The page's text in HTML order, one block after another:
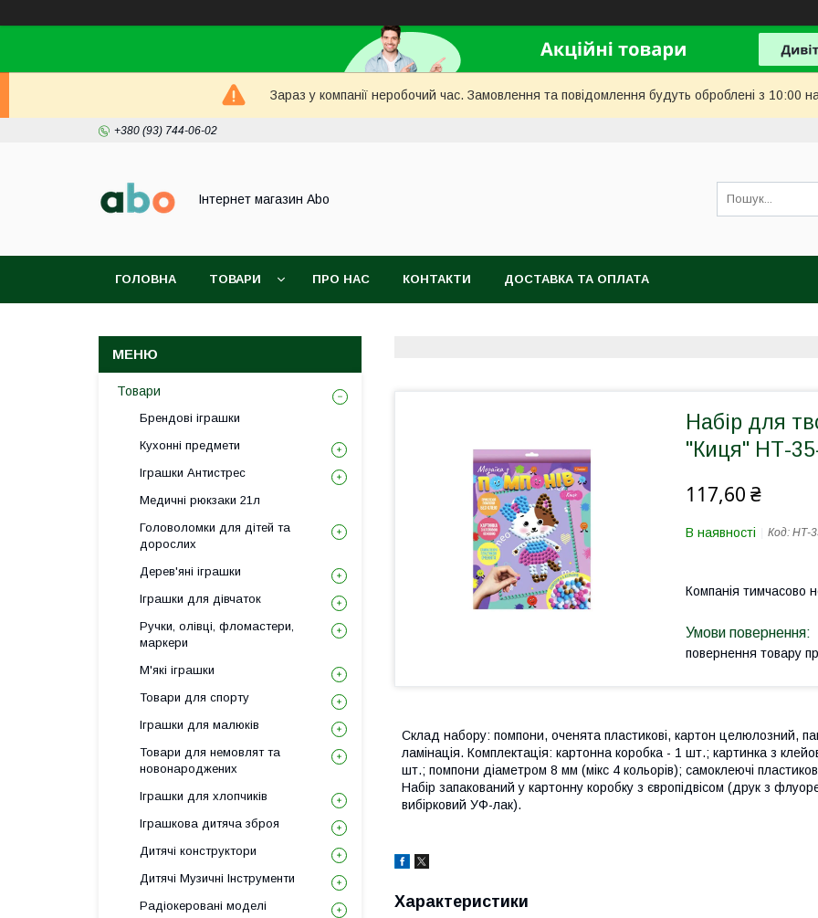
Зараз у компанії неробочий час. Замовлення та повідомлення будуть оброблені з 10:00
+380 (93) 744-06-02
Інтернет магазин Abo
ГОЛОВНА ТОВАРИ ПРО НАС КОНТАКТИ ДОСТАВКА ТА ОПЛАТА
Набір для
"Киця" НТ-
117,60 ₴
В наявності Код: НТ-
Компанія тимчасово
повернення товару
Склад набору: помпони, оченята пластикові, картон целюлозний,
ламінація. Комплектація: картонна коробка - 1 шт.; картинка з
шт.; помпони діаметром 8 мм (мікс 4 кольорів); самоклеючі
Набір запакований у картонну коробку з європідвісом (друк з
вибірковий УФ-лак).
Характеристики
Товари
Брендові іграшки
Кухонні предмети
Іграшки Антистрес
Медичні рюкзаки 21л
Головоломки для дітей та
дорослих
Дерев'яні іграшки
Іграшки для дівчаток
Ручки, олівці, фломастери,
маркери
М'які іграшки
Товари для спорту
Іграшки для малюків
Товари для немовлят та
новонароджених
Іграшки для хлопчиків
Іграшкова дитяча зброя
Дитячі конструктори
Дитячі Музичні Інструменти
Радіокеровані моделі